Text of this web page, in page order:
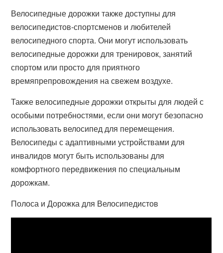
Велосипедные дорожки также доступны для
велосипедистов-спортсменов и любителей
велосипедного спорта. Они могут использовать
велосипедные дорожки для тренировок, занятий
спортом или просто для приятного
времяпрепровождения на свежем воздухе.
Также велосипедные дорожки открыты для людей с
особыми потребностями, если они могут безопасно
использовать велосипед для перемещения.
Велосипеды с адаптивными устройствами для
инвалидов могут быть использованы для
комфортного передвижения по специальным
дорожкам.
Полоса и Дорожка для Велосипедистов